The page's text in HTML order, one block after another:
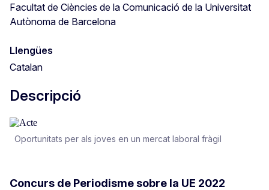
Facultat de Ciències de la Comunicació de la Universitat
Autònoma de Barcelona
Llengües
Catalan
Descripció
Concurs de Periodisme sobre la UE 2022
Oportunitats per als joves en un mercat laboral fràgil